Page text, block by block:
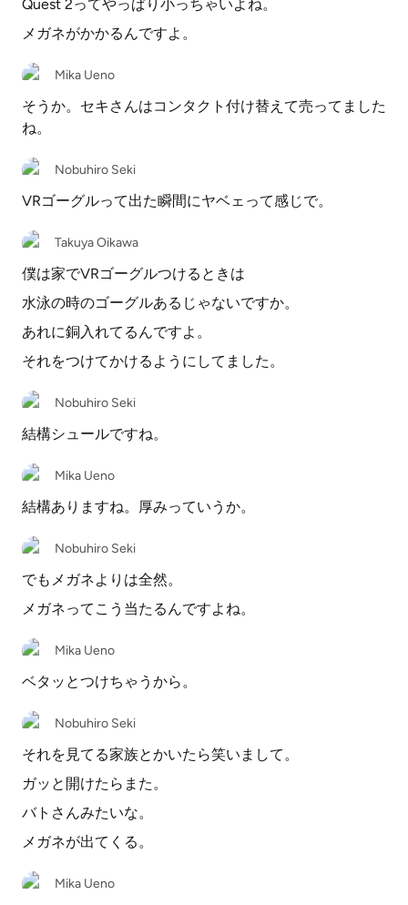
Quest 2ってやっぱり小っちゃいよね。
メガネがかかるんですよ。
Mika Ueno
そうか。セキさんはコンタクト付け替えて売ってました
ね。
Nobuhiro Seki
VRゴーグルって出た瞬間にヤベェって感じで。
Takuya Oikawa
僕は家でVRゴーグルつけるときは
水泳の時のゴーグルあるじゃないですか。
あれに銅入れてるんですよ。
それをつけてかけるようにしてました。
Nobuhiro Seki
結構シュールですね。
Mika Ueno
結構ありますね。厚みっていうか。
Nobuhiro Seki
でもメガネよりは全然。
メガネってこう当たるんですよね。
Mika Ueno
ベタッとつけちゃうから。
Nobuhiro Seki
それを見てる家族とかいたら笑いまして。
ガッと開けたらまた。
バトさんみたいな。
メガネが出てくる。
Mika Ueno